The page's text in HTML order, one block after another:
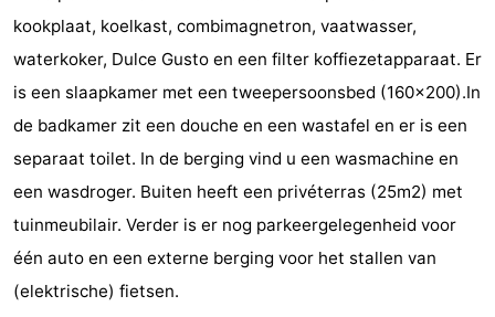
Meerpaal
-
Strandcamping
Valkenisse
-
Zee,
Bos
en
Duin
Hotels
Lastminutes
Beach
See
&
-
kookplaat, koelkast, combimagnetron, vaatwasser,
waterkoker, Dulce Gusto en een filter koffiezetapparaat. Er
is een slaapkamer met een tweepersoonsbed (160x200).In
de badkamer zit een douche en een wastafel en er is een
separaat toilet. In de berging vind u een wasmachine en
een wasdroger. Buiten heeft een privéterras (25m2) met
tuinmeubilair. Verder is er nog parkeergelegenheid voor
één auto en een externe berging voor het stallen van
(elektrische) fietsen.